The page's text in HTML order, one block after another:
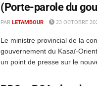
(Porte-parole du
PAR LETAMBOUR 23 OCTOBRE
Le ministre provincial de la
gouvernement du Kasaï-
un point de presse sur le